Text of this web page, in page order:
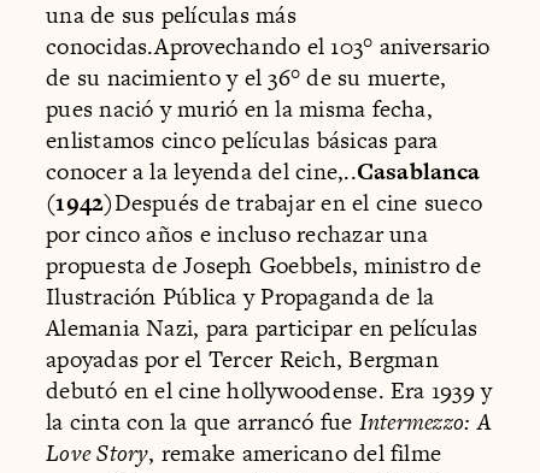
una de sus películas más
conocidas.Aprovechando el 103° aniversario
de su nacimiento y el 36° de su muerte,
pues nació y murió en la misma fecha,
enlistamos cinco películas básicas para
conocer a la leyenda del cine,..Casablanca
(1942)Después de trabajar en el cine sueco
por cinco años e incluso rechazar una
propuesta de Joseph Goebbels, ministro de
Ilustración Pública y Propaganda de la
Alemania Nazi, para participar en películas
apoyadas por el Tercer Reich, Bergman
debutó en el cine hollywoodense. Era 1939 y
la cinta con la que arrancó fue Intermezzo: A
Love Story, remake americano del filme